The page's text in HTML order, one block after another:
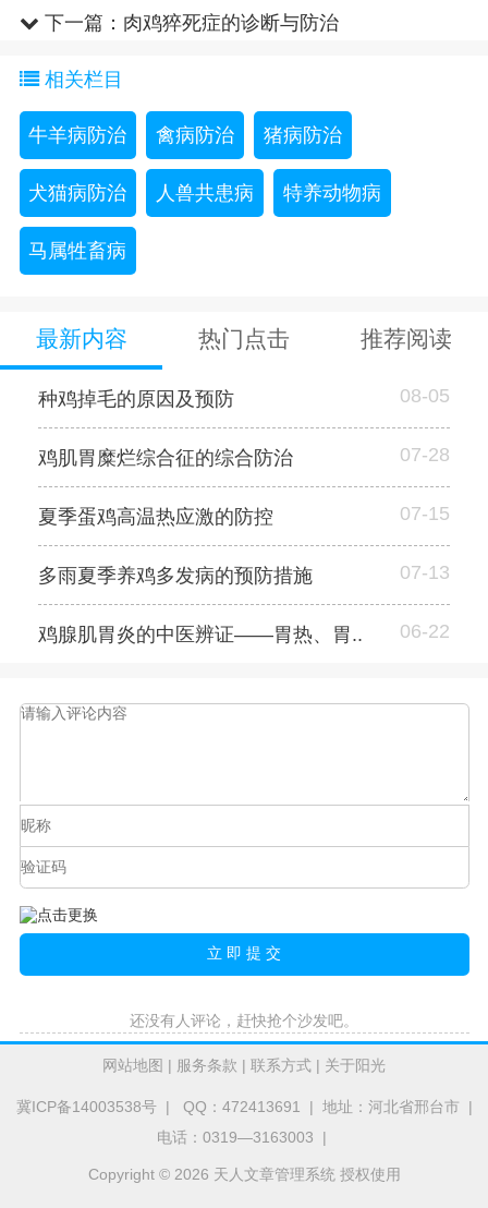
下一篇： 肉鸡猝死症的诊断与防治
相关栏目
牛羊病防治 禽病防治 猪病防治
犬猫病防治 人兽共患病 特养动物病
马属牲畜病
最新内容 热门点击 推荐阅读
种鸡掉毛的原因及预防 08-05
鸡肌胃糜烂综合征的综合防治 07-28
夏季蛋鸡高温热应激的防控 07-15
多雨夏季养鸡多发病的预防措施 07-13
鸡腺肌胃炎的中医辨证——胃热、胃.. 06-22
还没有人评论，赶快抢个沙发吧。
网站地图 | 服务条款 | 联系方式 | 关于阳光
冀ICP备14003538号| QQ：472413691 | 地址：河北省邢台市 |
电话：0319—3163003 |
Copyright © 2026 天人文章管理系统 授权使用